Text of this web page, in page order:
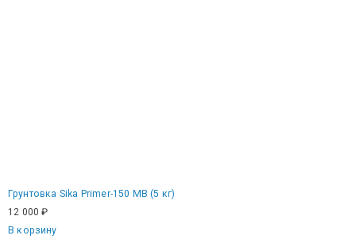
Грунтовка Sika Primer-150 MB (5 кг)
12 000₽
В корзину